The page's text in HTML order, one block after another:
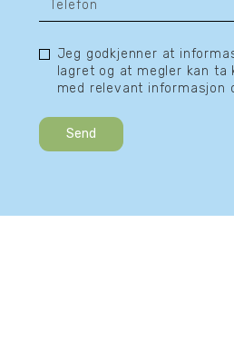
Jeg godkjenner at
lagret og at megler kan ta
med relevant informasjon